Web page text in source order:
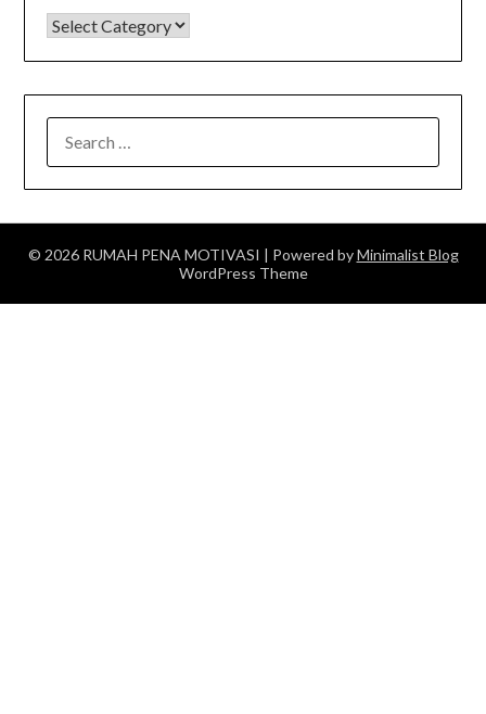
KATEGORI
FOR:
© 2026 RUMAH PENA MOTIVASI | Powered byMinimalist Blog
WordPress Theme